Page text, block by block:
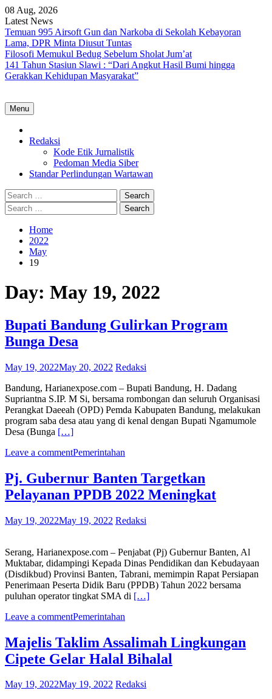
Skip
to
content
08 Aug, 2026
Latest News
Temuan 995 Airsoft Gun dan Narkoba di Sekolah Kebayoran
Lama, DPR Minta Diusut Tuntas
Filosofi Memukul Bedug Sebelum Sholat Jum’at
141 Tahun Stasiun Slawi : “Dari Angkut Hasil Bumi hingga
Gerakkan Kehidupan Masyarakat”
Menu
Redaksi
Kode Etik Jurnalistik
Pedoman Media Siber
Standar Perlindungan Wartawan
Search
for:
Search
for:
Home
2022
May
19
Day: May 19, 2022
Bupati Bandung Gulirkan Program
Bunga Desa
May 19, 2022May 20, 2022 Redaksi
Bandung, Harianexpose.com – Bupati Bandung, H. Dadang
Supriantna S.IP. M Si, bersama rombongan dan seluruh Organisasi
Perangkat Daeeah (OPD) Pemda Kabupaten Bandung, melakukan
program saba desa atau yang di kenal dengan Bupati Ngamumole
Desa (Bunga […]
Leave a commentPemerintahan
Pj. Gubernur Banten Targetkan
Pelayanan PPDB 2022 Meningkat
May 19, 2022May 19, 2022 Redaksi
Serang, Harianexpose.com – Penjabat (Pj) Gubernur Banten, Al
Muktabar, didampingi Kepada Dinas Pendidikan dan Kebudayaan
(Disdikbud) Provinsi Banten, Tabrani, memimpin Rapat Persiapan
Penerimaan Peserta Didik Baru (PPDB) Tahun 2022 bersama
puluhan operator tingkat SMA di […]
Leave a commentPemerintahan
Majelis Taklim Assalimah Lingkungan
Cipete Gelar Halal Bihalal
May 19, 2022May 19, 2022 Redaksi